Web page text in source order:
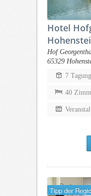
Hotel
Hof
65329
7
40
Tipp der